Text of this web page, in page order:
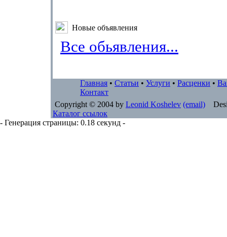
Новые объявления
Все обьявления...
Главная • Статьи • Услуги • Расценки •
Контакт
Copyright © 2004 by Leonid Koshelev (email)
Каталог ссылок
- Генерация страницы: 0.18 секунд -